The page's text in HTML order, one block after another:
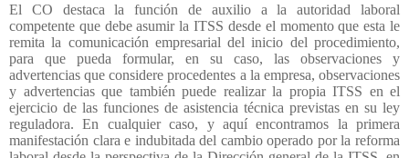
El CO destaca la función de auxilio a la autoridad laboral
competente que debe asumir la ITSS desde el momento que esta le
remita la comunicación empresarial del inicio del procedimiento,
para que pueda formular, en su caso, las observaciones y
advertencias que considere procedentes a la empresa, observaciones
y advertencias que también puede realizar la propia ITSS en el
ejercicio de las funciones de asistencia técnica previstas en su ley
reguladora. En cualquier caso, y aquí encontramos la primera
manifestación clara e indubitada del cambio operado por la reforma